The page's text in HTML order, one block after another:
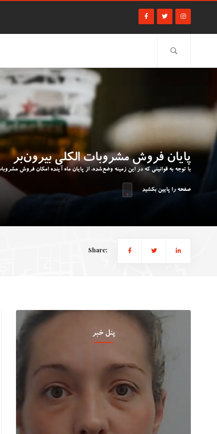
پایان فروش مشروبات الکلی بیرون‌بر
با توجه به قوانینی که در این زمینه وضع‌شده، از پایان ماه آینده امکان فروش
صفحه را پایین بکشید
Share:
پنل خبر